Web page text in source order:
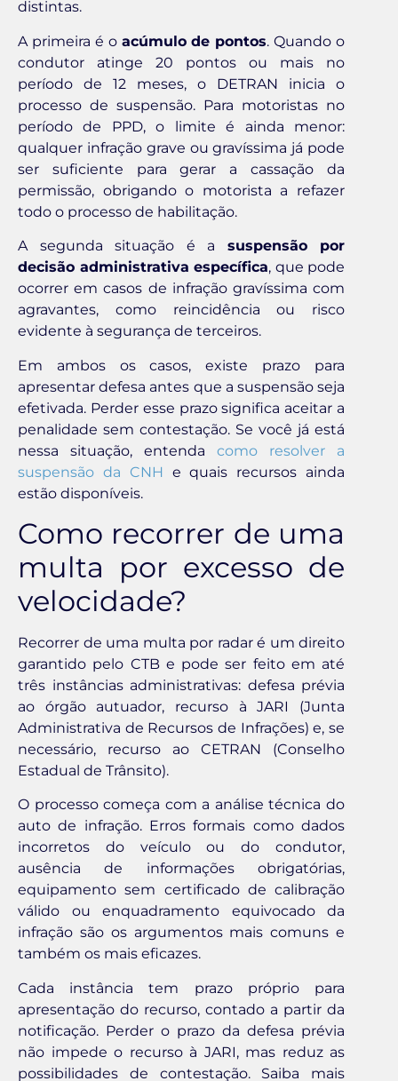
distintas.
A primeira é o acúmulo de pontos. Quando o
condutor atinge 20 pontos ou mais no
período de 12 meses, o DETRAN inicia o
processo de suspensão. Para motoristas no
período de PPD, o limite é ainda menor:
qualquer infração grave ou gravíssima já pode
ser suficiente para gerar a cassação da
permissão, obrigando o motorista a refazer
todo o processo de habilitação.
A segunda situação é a suspensão por
decisão administrativa específica, que pode
ocorrer em casos de infração gravíssima com
agravantes, como reincidência ou risco
evidente à segurança de terceiros.
Em ambos os casos, existe prazo para
apresentar defesa antes que a suspensão seja
efetivada. Perder esse prazo significa aceitar a
penalidade sem contestação. Se você já está
nessa situação, entenda como resolver a
suspensão da CNH e quais recursos ainda
estão disponíveis.
Como recorrer de uma
multa por excesso de
velocidade?
Recorrer de uma multa por radar é um direito
garantido pelo CTB e pode ser feito em até
três instâncias administrativas: defesa prévia
ao órgão autuador, recurso à JARI (Junta
Administrativa de Recursos de Infrações) e, se
necessário, recurso ao CETRAN (Conselho
Estadual de Trânsito).
O processo começa com a análise técnica do
auto de infração. Erros formais como dados
incorretos do veículo ou do condutor,
ausência de informações obrigatórias,
equipamento sem certificado de calibração
válido ou enquadramento equivocado da
infração são os argumentos mais comuns e
também os mais eficazes.
Cada instância tem prazo próprio para
apresentação do recurso, contado a partir da
notificação. Perder o prazo da defesa prévia
não impede o recurso à JARI, mas reduz as
possibilidades de contestação. Saiba mais